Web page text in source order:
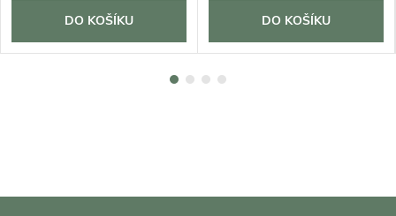
DO KOŠÍKU DO KOŠÍKU